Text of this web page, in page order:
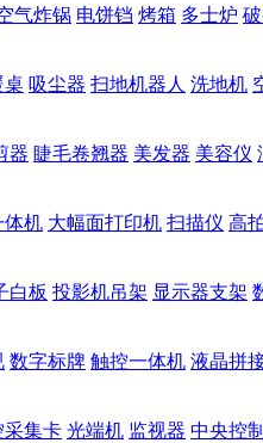
气炸锅 电饼铛 烤箱 多士炉
桌 吸尘器 扫地机器人 洗地机
器 睫毛卷翘器 美发器 美容仪
体机 大幅面打印机 扫描仪 高
白板 投影机吊架 显示器支架
数字标牌 触控一体机 液晶拼
采集卡 光端机 监视器 中央控